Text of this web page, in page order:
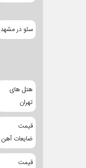
سئو در مشهد
هتل های
تهران
قیمت
ضایعات آهن
قیمت